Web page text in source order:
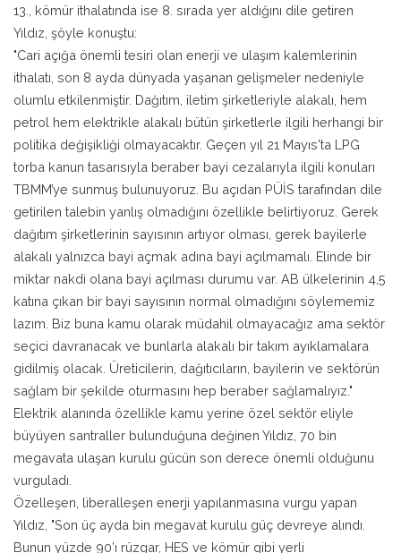
13., kömür ithalatında ise 8. sırada yer aldığını dile getiren
Yıldız, şöyle konuştu:
"Cari açığa önemli tesiri olan enerji ve ulaşım kalemlerinin
ithalatı, son 8 ayda dünyada yaşanan gelişmeler nedeniyle
olumlu etkilenmiştir. Dağıtım, iletim şirketleriyle alakalı, hem
petrol hem elektrikle alakalı bütün şirketlerle ilgili herhangi bir
politika değişikliği olmayacaktır. Geçen yıl 21 Mayıs'ta LPG
torba kanun tasarısıyla beraber bayi cezalarıyla ilgili konuları
TBMM’ye sunmuş bulunuyoruz. Bu açıdan PÜİS tarafından dile
getirilen talebin yanlış olmadığını özellikle belirtiyoruz. Gerek
dağıtım şirketlerinin sayısının artıyor olması, gerek bayilerle
alakalı yalnızca bayi açmak adına bayi açılmamalı. Elinde bir
miktar nakdi olana bayi açılması durumu var. AB ülkelerinin 4,5
katına çıkan bir bayi sayısının normal olmadığını söylememiz
lazım. Biz buna kamu olarak müdahil olmayacağız ama sektör
seçici davranacak ve bunlarla alakalı bir takım ayıklamalara
gidilmiş olacak. Üreticilerin, dağıtıcıların, bayilerin ve sektörün
sağlam bir şekilde oturmasını hep beraber sağlamalıyız."
Elektrik alanında özellikle kamu yerine özel sektör eliyle
büyüyen santraller bulunduğuna değinen Yıldız, 70 bin
megavata ulaşan kurulu gücün son derece önemli olduğunu
vurguladı.
Özelleşen, liberalleşen enerji yapılanmasına vurgu yapan
Yıldız, "Son üç ayda bin megavat kurulu güç devreye alındı.
Bunun yüzde 90’ı rüzgar, HES ve kömür gibi yerli